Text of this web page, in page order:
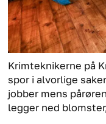
Krimteknikerne på
spor i alvorlige
jobber mens
legger ned